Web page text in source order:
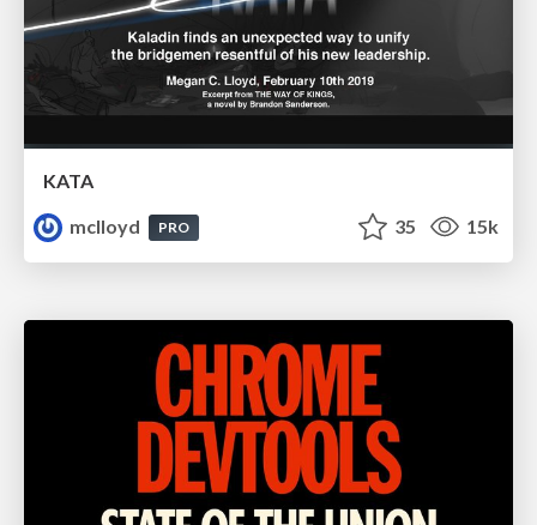
KATA
mclloyd
PRO 35 15k